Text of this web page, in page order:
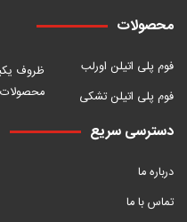
محصولات
فوم پلی اتیلن اورلب
فوم پلی اتیلن تشکی
ظروف
محصولات
دسترسی سریع
درباره ما
تماس با ما